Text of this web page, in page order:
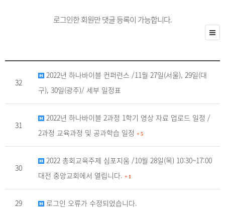
로그인한 회원만 댓글 등록이 가능합니다.
32
2022년 하나바이블 컨퍼런스 /11월 27일(서울), 29일(대
구), 30일(광주)/ 세부 일정표
31
2022년 하나바이블 2과정 1학기 영상 자료 업로드 일정 /
2과정 교육과정 및 공과학습 일정 + 5
30
2022 총회교육주제 심포지움 /10월 28일(목) 10:30~17:00
대전 중앙교회에서 열립니다. + 1
29 로그인 오류가 수정되었습니다.